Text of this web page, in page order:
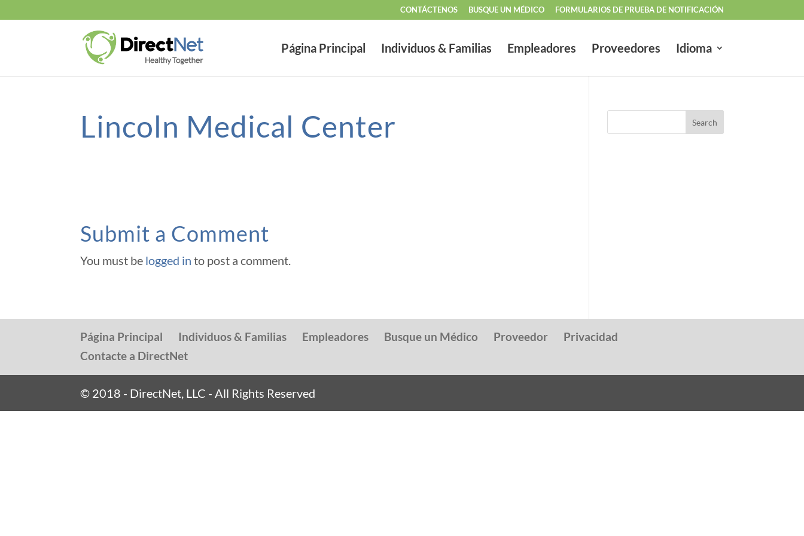
CONTÁCTENOS BUSQUE UN MÉDICO FORMULARIOS DE PRUEBA DE NOTIFICACIÓN
Página Principal Individuos & Familias Empleadores Proveedores Idioma
Lincoln Medical Center
Submit a Comment
You must be logged in to post a comment.
Página Principal Individuos & Familias Empleadores Busque un Médico Proveedor
Privacidad
Contacte a DirectNet
© 2018 - DirectNet, LLC - All Rights Reserved